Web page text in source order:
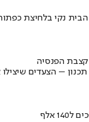
נקי בלחיצת
הפנסיה
– הצעדים